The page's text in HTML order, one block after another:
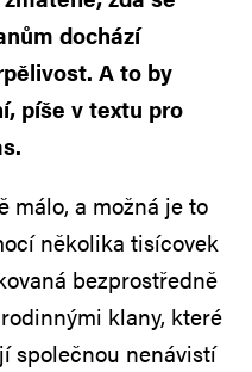
dochází
A to by
píše v textu pro
málo, a možná je to
několika tisícovek
bezprostředně
klany, které
společnou nenávistí